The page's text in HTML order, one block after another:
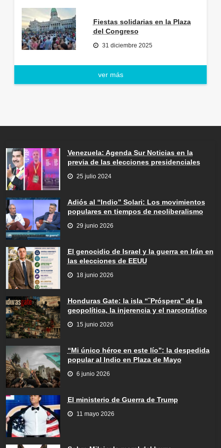
Fiestas solidarias en la Plaza
del Congreso
31 diciembre 2025
ver más
Venezuela: Agenda Sur Noticias en la
previa de las elecciones presidenciales
25 julio 2024
Adiós al “Indio” Solari: Los movimientos
populares en tiempos de neoliberalismo
29 junio 2026
El genocidio de Israel y la guerra en Irán en
las elecciones de EEUU
18 junio 2026
Honduras Gate: la isla “¨Próspera” de la
geopolítica, la injerencia y el narcotráfico
15 junio 2026
“Mi único héroe en este lío”: la despedida
popular al Indio en Plaza de Mayo
6 junio 2026
El ministerio de Guerra de Trump
11 mayo 2026